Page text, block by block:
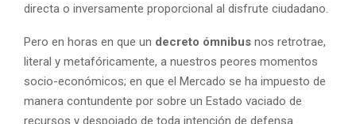
directa o inversamente proporcional al disfrute ciudadano.
Pero en horas en que un decreto ómnibus nos retrotrae,
literal y metafóricamente, a nuestros peores momentos
socio-económicos; en que el Mercado se ha impuesto de
manera contundente por sobre un Estado vaciado de
recursos y despojado de toda intención de defensa